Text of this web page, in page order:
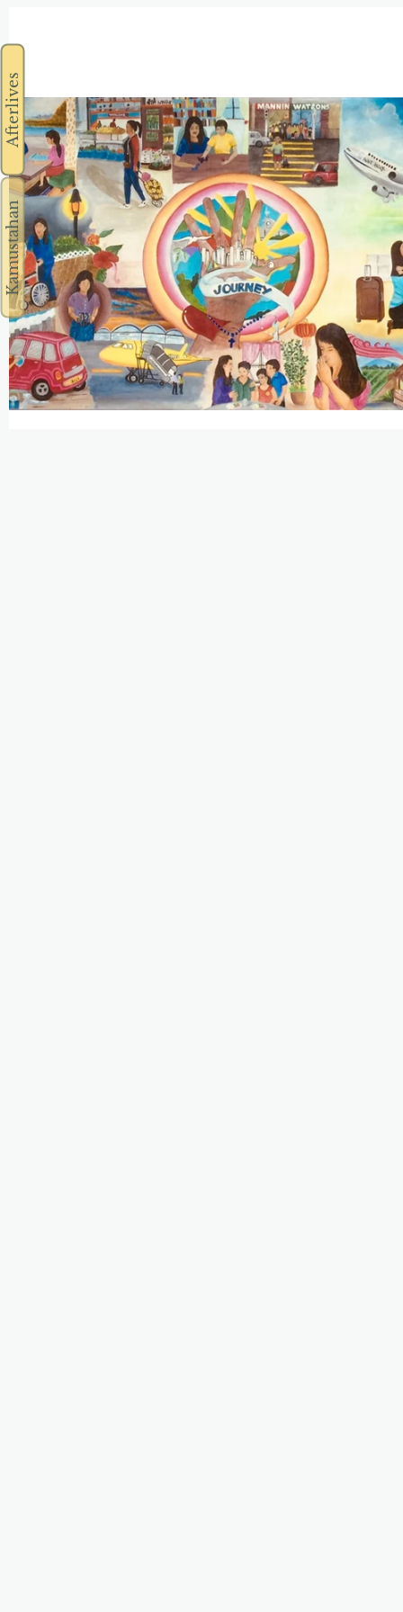
Afterlives
Kamustahan